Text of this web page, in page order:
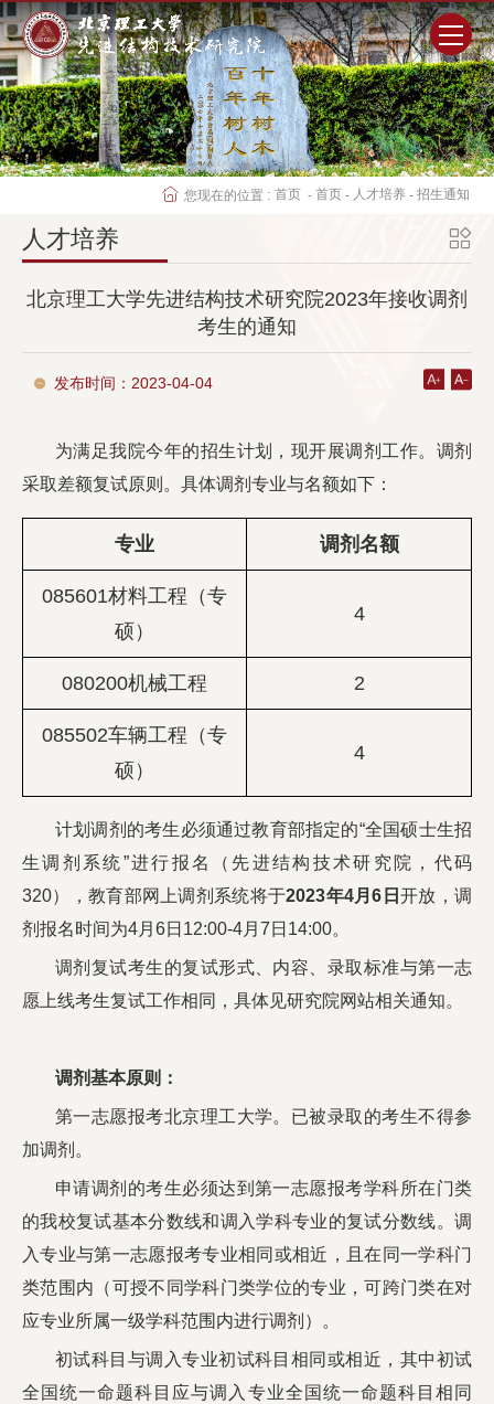
首页
研究院概况
师资队伍
科学研究
人才培养
学生工作
学校主页
您现在的位置 : 首页 - 首页 - 人才培养 - 招生通知
人才培养
北京理工大学先进结构技术研究院2023年接收调剂
考生的通知
发布时间：2023-04-04
为满足我院今年的招生计划，现开展调剂工作。调剂
采取差额复试原则。具体调剂专业与名额如下：
专业 调剂名额
085601材料工程（专
硕）
4
080200机械工程 2
085502车辆工程（专
硕）
4
计划调剂的考生必须通过教育部指定的“全国硕士生招
生调剂系统”进行报名（先进结构技术研究院，代码
320），教育部网上调剂系统将于2023年4月6日开放，调
剂报名时间为4月6日12:00-4月7日14:00。
调剂复试考生的复试形式、内容、录取标准与第一志
愿上线考生复试工作相同，具体见研究院网站相关通知。
调剂基本原则：
第一志愿报考北京理工大学。已被录取的考生不得参
加调剂。
申请调剂的考生必须达到第一志愿报考学科所在门类
的我校复试基本分数线和调入学科专业的复试分数线。调
入专业与第一志愿报考专业相同或相近，且在同一学科门
类范围内（可授不同学科门类学位的专业，可跨门类在对
应专业所属一级学科范围内进行调剂）。
初试科目与调入专业初试科目相同或相近，其中初试
全国统一命题科目应与调入专业全国统一命题科目相同